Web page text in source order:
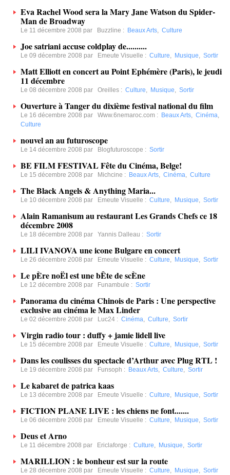
Eva Rachel Wood sera la Mary Jane Watson du Spider-
Man de Broadway
Le 11 décembre 2008 par Buzzline : Beaux Arts, Culture
Joe satriani accuse coldplay de..........
Le 09 décembre 2008 par Emeute Visuelle : Culture, Musique, Sortir
Matt Elliott en concert au Point Ephémère (Paris), le jeudi
11 décembre
Le 08 décembre 2008 par Oreilles : Culture, Musique, Sortir
Ouverture à Tanger du dixième festival national du film
Le 16 décembre 2008 par Www.6nemaroc.com : Beaux Arts, Cinéma,
Culture
nouvel an au futuroscope
Le 14 décembre 2008 par Blogfuturoscope : Sortir
BE FILM FESTIVAL Fête du Cinéma, Belge!
Le 15 décembre 2008 par Michcine : Beaux Arts, Cinéma, Culture
The Black Angels & Anything Maria...
Le 10 décembre 2008 par Emeute Visuelle : Culture, Musique, Sortir
Alain Ramanisum au restaurant Les Grands Chefs ce 18
décembre 2008
Le 18 décembre 2008 par Yannis Dalleau : Sortir
LILI IVANOVA une icone Bulgare en concert
Le 26 décembre 2008 par Emeute Visuelle : Culture, Musique, Sortir
Le pÈre noËl est une bÊte de scÈne
Le 12 décembre 2008 par Funambule : Sortir
Panorama du cinéma Chinois de Paris : Une perspective
exclusive au cinéma le Max Linder
Le 02 décembre 2008 par Luc24 : Cinéma, Culture, Sortir
Virgin radio tour : duffy + jamie lidell live
Le 15 décembre 2008 par Emeute Visuelle : Culture, Musique, Sortir
Dans les coulisses du spectacle d’Arthur avec Plug RTL !
Le 19 décembre 2008 par Funsoph : Beaux Arts, Culture, Sortir
Le kabaret de patrica kaas
Le 13 décembre 2008 par Emeute Visuelle : Culture, Musique, Sortir
FICTION PLANE LIVE : les chiens ne font.......
Le 06 décembre 2008 par Emeute Visuelle : Culture, Musique, Sortir
Deus et Arno
Le 11 décembre 2008 par Ericlaforge : Culture, Musique, Sortir
MARILLION : le bonheur est sur la route
Le 28 décembre 2008 par Emeute Visuelle : Culture, Musique, Sortir